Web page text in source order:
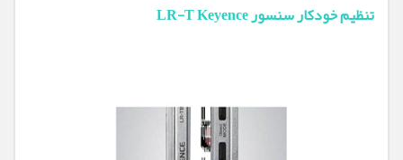
تنظیم خودکار سنسور LR-T Keyence